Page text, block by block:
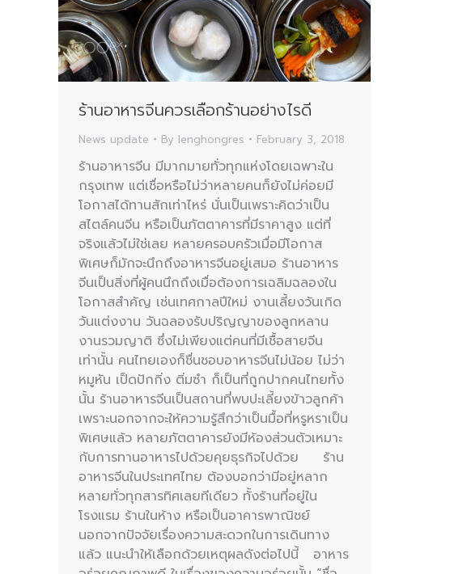
ร้านอาหารจีนควรเลือกร้านอย่างไรดี
News update By lenghongres February 3, 2018
ร้านอาหารจีน มีมากมายทั่วทุกแห่งโดยเฉพาะใน
กรุงเทพ แต่เชื่อหรือไม่ว่าหลายคนก็ยังไม่ค่อยมี
โอกาสได้ทานสักเท่าไหร่ นั่นเป็นเพราะคิดว่าเป็น
สไตล์คนจีน หรือเป็นภัตตาคารที่มีราคาสูง แต่ที่
จริงแล้วไม่ใช่เลย หลายครอบครัวเมื่อมีโอกาส
พิเศษก็มักจะนึกถึงอาหารจีนอยู่เสมอ ร้านอาหาร
จีนเป็นสิ่งที่ผู้คนนึกถึงเมื่อต้องการเฉลิมฉลองใน
โอกาสสำคัญ เช่นเทศกาลปีใหม่ งานเลี้ยงวันเกิด
วันแต่งงาน วันฉลองรับปริญญาของลูกหลาน
งานรวมญาติ ซึ่งไม่เพียงแต่คนที่มีเชื้อสายจีน
เท่านั้น คนไทยเองก็ชื่นชอบอาหารจีนไม่น้อย ไม่ว่า
หมูหัน เป็ดปักกิ่ง ติ่มซำ ก็เป็นที่ถูกปากคนไทยทั้ง
นั้น ร้านอาหารจีนเป็นสถานที่พบปะเลี้ยงข้าวลูกค้า
เพราะนอกจากจะให้ความรู้สึกว่าเป็นมื้อที่หรูหราเป็น
พิเศษแล้ว หลายภัตตาคารยังมีห้องส่วนตัวเหมาะ
กับการทานอาหารไปด้วยคุยธุรกิจไปด้วย ร้าน
อาหารจีนในประเทศไทย ต้องบอกว่ามีอยู่หลาก
หลายทั่วทุกสารทิศเลยทีเดียว ทั้งร้านที่อยู่ใน
โรงแรม ร้านในห้าง หรือเป็นอาคารพาณิชย์
นอกจากปัจจัยเรื่องความสะดวกในการเดินทาง
แล้ว แนะนำให้เลือกด้วยเหตุผลดังต่อไปนี้ อาหาร